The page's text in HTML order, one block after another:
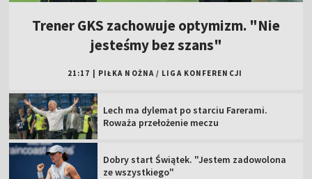
Trener GKS zachowuje optymizm. "Nie
jesteśmy bez szans"
21:17 PIŁKA NOŻNA / LIGA KONFERENCJI
Lech ma dylemat po starciu Farerami.
Roważa przełożenie meczu
Dobry start Świątek. "Jestem zadowolona
ze wszystkiego"